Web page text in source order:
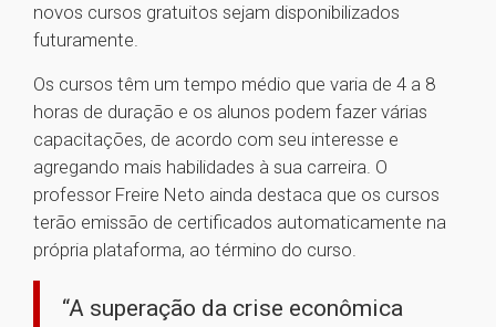
novos cursos gratuitos sejam disponibilizados
futuramente.
Os cursos têm um tempo médio que varia de 4 a 8
horas de duração e os alunos podem fazer várias
capacitações, de acordo com seu interesse e
agregando mais habilidades à sua carreira. O
professor Freire Neto ainda destaca que os cursos
terão emissão de certificados automaticamente na
própria plataforma, ao término do curso.
“A superação da crise econômica